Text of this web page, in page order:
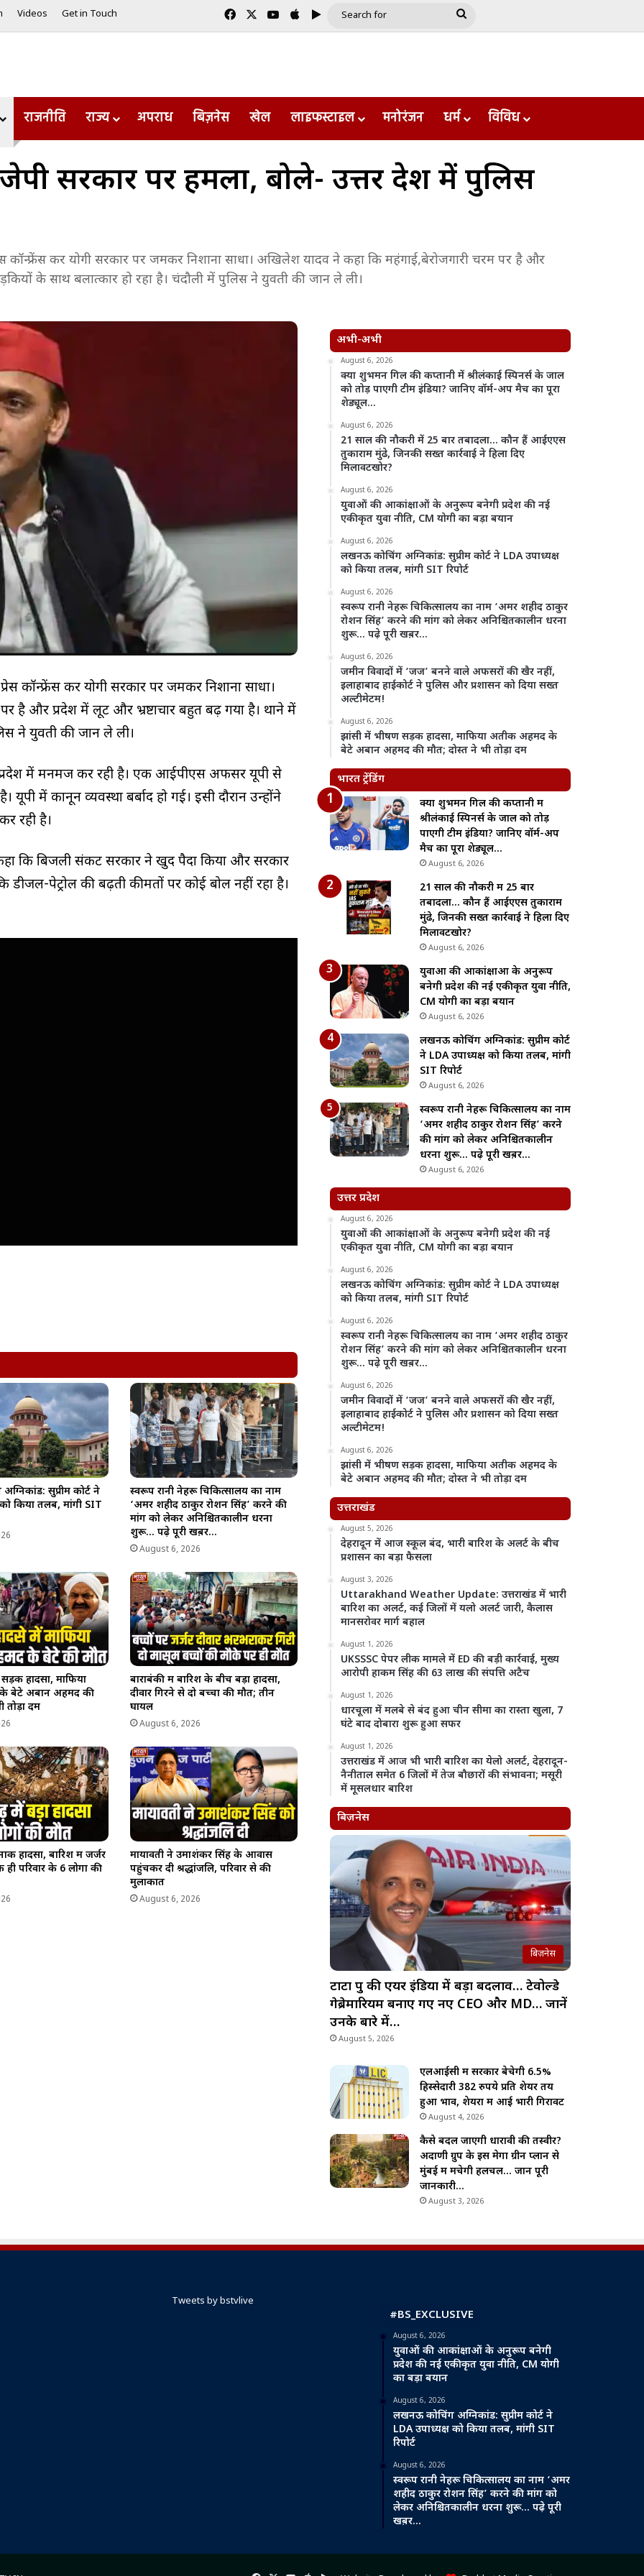
Videos Get in Touch FacebookYouTube
AppleGoogle Play
Search
राजनीति राज्य अपराध बिज़नेस खेल लाइफस्टाइल मनोरंजन धर्म विविध
सरकार पर हमला, बोले- उत्तर प्रदेश में पुलिस
कॉन्फ्रेंस कर योगी सरकार पर जमकर निशाना साधा। अखिलेश यादव ने कहा कि महंगाई,बेरोजगारी चरम पर है और
के साथ बलात्कार हो रहा है। चंदौली में पुलिस ने युवती की जान ले ली।
कॉन्फ्रेंस कर योगी सरकार पर जमकर निशाना साधा।
है और प्रदेश में लूट और भ्रष्टाचार बहुत बढ़ गया है। थाने में
ने युवती की जान ले ली।
प्रदेश में मनमर्जी कर रही है। एक आईपीएस अफसर यूपी से
में कानून व्यवस्था बर्बाद हो गई। इसी दौरान उन्होंने
रही है।
कि बिजली संकट सरकार ने खुद पैदा किया और सरकार
पेट्रोल की बढ़ती कीमतों पर कोई बोल नहीं रहा है।
सुप्रीम कोर्ट ने
किया तलब, मांगी SIT
स्वरूप रानी नेहरू चिकित्सालय का नाम
‘अमर शहीद ठाकुर रोशन सिंह’ करने की
मांग को लेकर अनिश्चितकालीन धरना
शुरू… पढ़े पूरी खब़र…
August 6, 2026
हादसा, माफिया
बेटे अबान अहमद की
तोड़ा दम
बाराबंकी में बारिश के बीच बड़ा हादसा,
दीवार गिरने से दो बच्चों की मौत; तीन
घायल
August 6, 2026
हादसा, बारिश में जर्जर
ही परिवार के 6 लोगों की
मायावती ने उमाशंकर सिंह के आवास
पहुंचकर दी श्रद्धांजलि, परिवार से की
मुलाकात
August 6, 2026
अभी-अभी
August 6, 2026
क्या शुभमन गिल की कप्तानी में श्रीलंकाई स्पिनर्स के जाल
को तोड़ पाएगी टीम इंडिया? जानिए वॉर्म-अप मैच का पूरा
शेड्यूल…
August 6, 2026
21 साल की नौकरी में 25 बार तबादला… कौन हैं आईएएस
तुकाराम मुंढे, जिनकी सख्त कार्रवाई ने हिला दिए
मिलावटखोर?
August 6, 2026
युवाओं की आकांक्षाओं के अनुरूप बनेगी प्रदेश की नई
एकीकृत युवा नीति, CM योगी का बड़ा बयान
August 6, 2026
लखनऊ कोचिंग अग्निकांड: सुप्रीम कोर्ट ने LDA उपाध्यक्ष
को किया तलब, मांगी SIT रिपोर्ट
August 6, 2026
स्वरूप रानी नेहरू चिकित्सालय का नाम ‘अमर शहीद ठाकुर
रोशन सिंह’ करने की मांग को लेकर अनिश्चितकालीन धरना
शुरू… पढ़े पूरी खब़र…
August 6, 2026
जमीन विवादों में ‘जज’ बनने वाले अफसरों की खैर नहीं,
इलाहाबाद हाईकोर्ट ने पुलिस और प्रशासन को दिया सख्त
अल्टीमेटम!
August 6, 2026
झांसी में भीषण सड़क हादसा, माफिया अतीक अहमद के
बेटे अबान अहमद की मौत; दोस्त ने भी तोड़ा दम
भारत ट्रेंडिंग
क्या शुभमन गिल की कप्तानी में
श्रीलंकाई स्पिनर्स के जाल को तोड़
पाएगी टीम इंडिया? जानिए वॉर्म-अप
मैच का पूरा शेड्यूल…
August 6, 2026
21 साल की नौकरी में 25 बार
तबादला… कौन हैं आईएएस तुकाराम
मुंढे, जिनकी सख्त कार्रवाई ने हिला दिए
मिलावटखोर?
August 6, 2026
युवाओं की आकांक्षाओं के अनुरूप
बनेगी प्रदेश की नई एकीकृत युवा नीति,
CM योगी का बड़ा बयान
August 6, 2026
लखनऊ कोचिंग अग्निकांड: सुप्रीम कोर्ट
ने LDA उपाध्यक्ष को किया तलब, मांगी
SIT रिपोर्ट
August 6, 2026
स्वरूप रानी नेहरू चिकित्सालय का नाम
‘अमर शहीद ठाकुर रोशन सिंह’ करने
की मांग को लेकर अनिश्चितकालीन
धरना शुरू… पढ़े पूरी खब़र…
August 6, 2026
उत्तर प्रदेश
August 6, 2026
युवाओं की आकांक्षाओं के अनुरूप बनेगी प्रदेश की नई
एकीकृत युवा नीति, CM योगी का बड़ा बयान
August 6, 2026
लखनऊ कोचिंग अग्निकांड: सुप्रीम कोर्ट ने LDA उपाध्यक्ष
को किया तलब, मांगी SIT रिपोर्ट
August 6, 2026
स्वरूप रानी नेहरू चिकित्सालय का नाम ‘अमर शहीद ठाकुर
रोशन सिंह’ करने की मांग को लेकर अनिश्चितकालीन धरना
शुरू… पढ़े पूरी खब़र…
August 6, 2026
जमीन विवादों में ‘जज’ बनने वाले अफसरों की खैर नहीं,
इलाहाबाद हाईकोर्ट ने पुलिस और प्रशासन को दिया सख्त
अल्टीमेटम!
August 6, 2026
झांसी में भीषण सड़क हादसा, माफिया अतीक अहमद के
बेटे अबान अहमद की मौत; दोस्त ने भी तोड़ा दम
उत्तराखंड
August 5, 2026
देहरादून में आज स्कूल बंद, भारी बारिश के अलर्ट के बीच
प्रशासन का बड़ा फैसला
August 3, 2026
Uttarakhand Weather Update: उत्तराखंड में भारी
बारिश का अलर्ट, कई जिलों में यलो अलर्ट जारी, कैलास
मानसरोवर मार्ग बहाल
August 1, 2026
UKSSSC पेपर लीक मामले में ED की बड़ी कार्रवाई, मुख्य
आरोपी हाकम सिंह की 63 लाख की संपत्ति अटैच
August 1, 2026
धारचूला में मलबे से बंद हुआ चीन सीमा का रास्ता खुला, 7
घंटे बाद दोबारा शुरू हुआ सफर
August 1, 2026
उत्तराखंड में आज भी भारी बारिश का येलो अलर्ट, देहरादून-
नैनीताल समेत 6 जिलों में तेज बौछारों की संभावना; मसूरी
में मूसलधार बारिश
बिज़नेस
बिज़नेस
टाटा ग्रुप की एयर इंडिया में बड़ा बदलाव… टेवोल्डे
गेब्रेमारियम बनाए गए नए CEO और MD… जानें
उनके बारे में…
August 5, 2026
एलआईसी में सरकार बेचेगी 6.5%
हिस्सेदारी 382 रुपये प्रति शेयर तय
हुआ भाव, शेयरों में आई भारी गिरावट
August 4, 2026
कैसे बदल जाएगी धारावी की तस्वीर?
अदाणी ग्रुप के इस मेगा ग्रीन प्लान से
मुंबई में मचेगी हलचल… जानें पूरी
जानकारी…
August 3, 2026
Tweets by bstvlive
#BS_EXCLUSIVE
August 6, 2026
युवाओं की आकांक्षाओं के अनुरूप बनेगी
प्रदेश की नई एकीकृत युवा नीति, CM योगी
का बड़ा बयान
August 6, 2026
लखनऊ कोचिंग अग्निकांड: सुप्रीम कोर्ट ने
LDA उपाध्यक्ष को किया तलब, मांगी SIT
रिपोर्ट
August 6, 2026
स्वरूप रानी नेहरू चिकित्सालय का नाम ‘अमर
शहीद ठाकुर रोशन सिंह’ करने की मांग को
लेकर अनिश्चितकालीन धरना शुरू… पढ़े पूरी
खब़र…